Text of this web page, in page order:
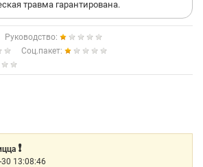
травма гарантирована.
Руководство:
Соц.пакет:
❗️
13:08:46